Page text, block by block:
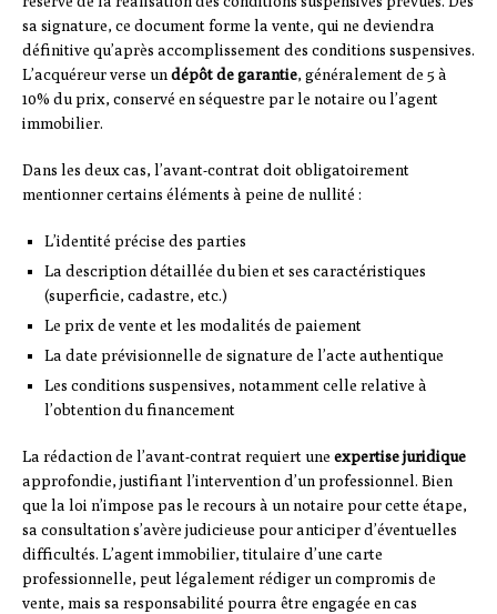
sa signature, ce document forme la vente, qui ne deviendra
définitive qu’après accomplissement des conditions suspensives.
L’acquéreur verse undépôt de garantie, généralement de 5 à
10% du prix, conservé en séquestre par le notaire ou l’agent
immobilier.
Dans les deux cas, l’avant-contrat doit obligatoirement
mentionner certains éléments à peine de nullité :
L’identité précise des parties
La description détaillée du bien et ses caractéristiques
(superficie, cadastre, etc.)
Le prix de vente et les modalités de paiement
La date prévisionnelle de signature de l’acte authentique
Les conditions suspensives, notamment celle relative à
l’obtention du financement
La rédaction de l’avant-contrat requiert une expertise juridique
approfondie, justifiant l’intervention d’un professionnel. Bien
que la loi n’impose pas le recours à un notaire pour cette étape,
sa consultation s’avère judicieuse pour anticiper d’éventuelles
difficultés. L’agent immobilier, titulaire d’une carte
professionnelle, peut légalement rédiger un compromis de
vente, mais sa responsabilité pourra être engagée en cas